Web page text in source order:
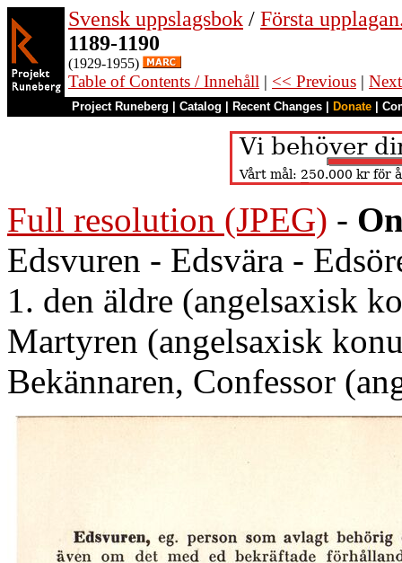
Svensk uppslagsbok / Första
1189-1190
(1929-1955)
Table of Contents / Innehåll | << Previous |
Project Runeberg Catalog Recent Changes Donate
Full resolution (JPEG) -
Edsvuren - Edsvära -
1. den äldre (angelsaxisk
Martyren (angelsaxisk
Bekännaren, Confessor